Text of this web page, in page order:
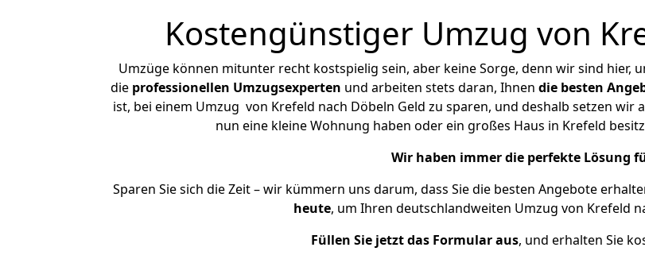
Kostengünstiger Umzug von
Umzüge können mitunter recht kostspielig sein, aber keine Sorge, denn wir sind hier,
die professionellen Umzugsexperten und arbeiten stets daran, Ihnen die besten
ist, bei einem Umzug von Krefeld nach Döbeln Geld zu sparen, und deshalb setzen wir
nun eine kleine Wohnung haben oder ein großes Haus in Krefeld
Wir haben immer die perfekte Lösung
Sparen Sie sich die Zeit – wir kümmern uns darum, dass Sie die besten Angebote
heute, um Ihren deutschlandweiten Umzug von Krefeld
Füllen Sie jetzt das Formular aus, und erhalten Sie